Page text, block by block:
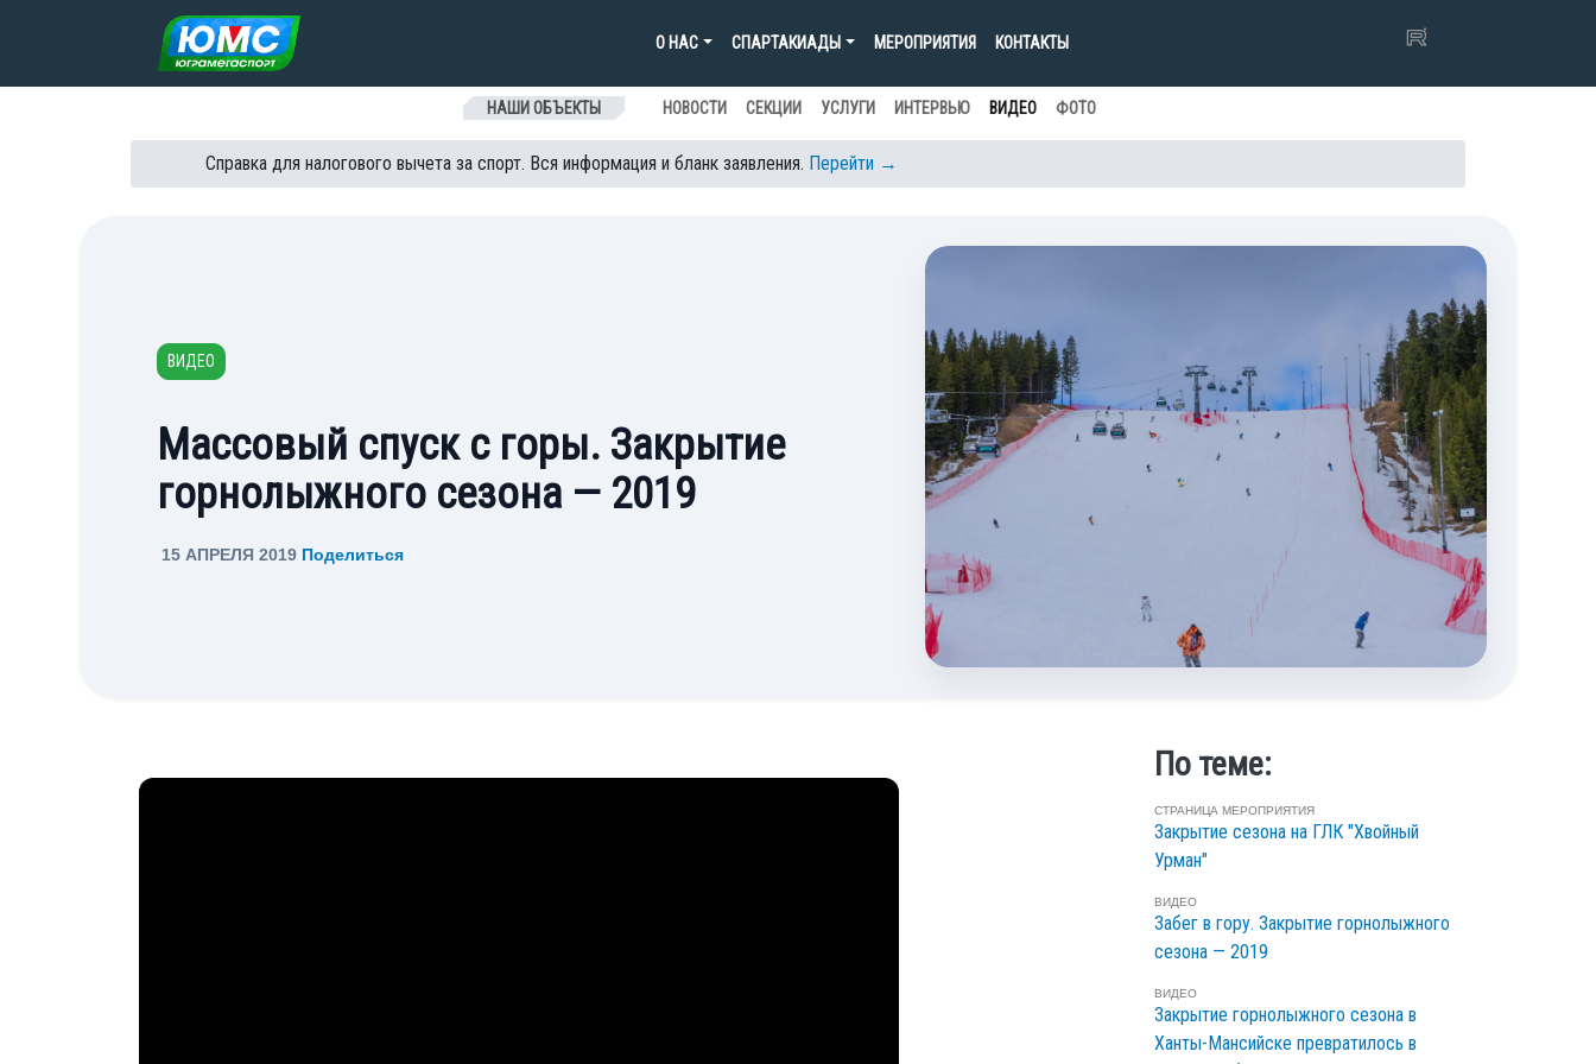
Перейти к содержанию
О НАС СПАРТАКИАДЫ МЕРОПРИЯТИЯ КОНТАКТЫ
НАШИ ОБЪЕКТЫ НОВОСТИ СЕКЦИИ УСЛУГИ ИНТЕРВЬЮ ВИДЕО ФОТО
Справка для налогового вычета за спорт. Вся информация и бланк заявления. Перейти →
ВИДЕО
Массовый спуск с горы. Закрытие
горнолыжного сезона — 2019
15 АПРЕЛЯ 2019 Поделиться
По теме:
СТРАНИЦА МЕРОПРИЯТИЯ
Закрытие сезона на ГЛК "Хвойный
Урман"
ВИДЕО
Забег в гору. Закрытие горнолыжного
сезона — 2019
ВИДЕО
Закрытие горнолыжного сезона в
Ханты-Мансийске превратилось в